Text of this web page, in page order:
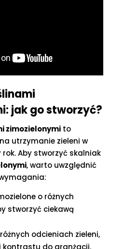
jak go stworzyć?
zimozielonymi to
utrzymanie zieleni w
rok. Aby stworzyć skalniak
, warto uwzględnić
o różnych
stworzyć ciekawą
odcieniach zieleni,
kontrastu do aranżacji.